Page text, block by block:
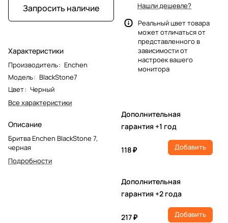
Запросить наличие
Характеристики
Производитель: Enchen
Модель: BlackStone7
Цвет: Черный
Все характеристики
Описание
Бритва Enchen BlackStone 7,
черная
Подробности
Нашли дешевле?
Реальный цвет товара
может отличаться от
представленного в
зависимости от
настроек вашего
монитора
Дополнительная
гарантия +1 год
118 ₽ Добавить
Дополнительная
гарантия +2 года
217 ₽ Добавить